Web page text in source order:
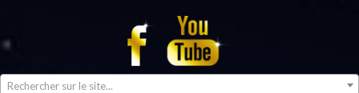
Rechercher sur le site...